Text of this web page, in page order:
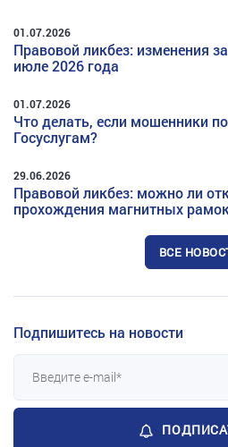
01.07.2026
Правовой ликбез: изменения
июле 2026 года
01.07.2026
Что делать, если мошенники
Госуслугам?
29.06.2026
Правовой ликбез: можно ли
прохождения магнитных
ВСЕ
Подпишитесь на новости